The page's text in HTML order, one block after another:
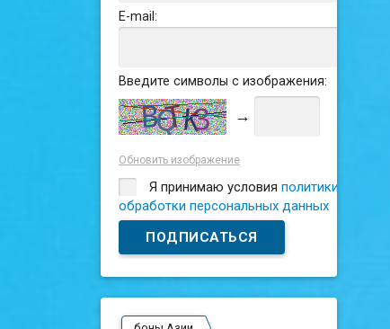
E-mail:
Введите символы с изображения:
→
Обновить изображение
Я принимаю условияполитики
обработки персональных данных